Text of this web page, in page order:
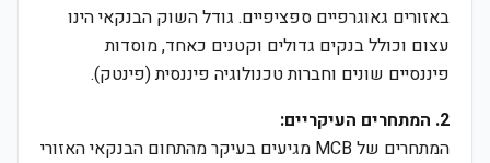
באזורים גאוגרפיים ספציפיים. גודל השוק הבנקאי הינו
עצום וכולל בנקים גדולים וקטנים כאחד, מוסדות
פיננסיים שונים וחברות טכנולוגיה פיננסית (פינטק).
2. המתחרים העיקריים:
המתחרים של MCB מגיעים בעיקר מהתחום הבנקאי האזורי